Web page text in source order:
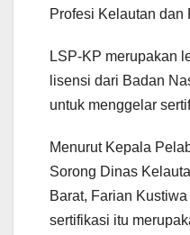
Profesi Kelautan
LSP-KP merupakan
lisensi dari Badan
untuk menggelar
Menurut Kepala
Sorong Dinas
Barat, Farian
sertifikasi itu